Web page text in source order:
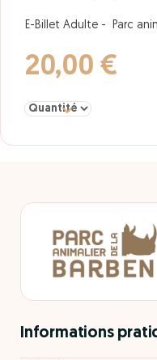
E-Billet Adulte - Parc
20,00 €
Sélectionner la quantité
Informations